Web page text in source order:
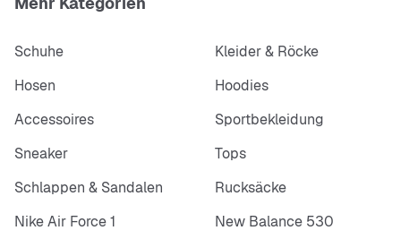
Schuhe
Kleider & Röcke
Hosen
Hoodies
Accessoires
Sportbekleidung
Sneaker
Tops
Schlappen & Sandalen
Rucksäcke
Nike Air Force 1
New Balance 530